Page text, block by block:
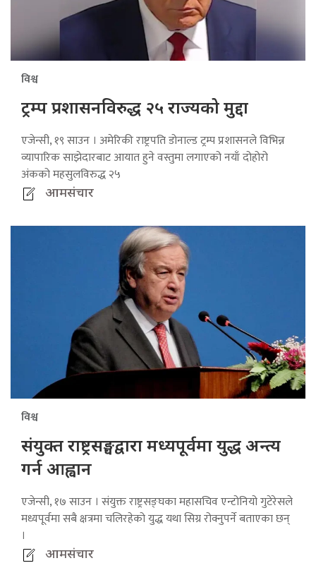
विश्व
ट्रम्प प्रशासनविरुद्ध २५ राज्यको मुद्दा
एजेन्सी, १९ साउन । अमेरिकी राष्ट्रपति डोनाल्ड ट्रम्प प्रशासनले विभिन्न
व्यापारिक साझेदारबाट आयात हुने वस्तुमा लगाएको नयाँ दोहोरो
अंकको महसुलविरुद्ध २५
आमसंचार
विश्व
संयुक्त राष्ट्रसङ्घद्वारा मध्यपूर्वमा युद्ध अन्त्य
गर्न आह्वान
एजेन्सी, १७ साउन । संयुक्त राष्ट्रसङ्घका महासचिव एन्टोनियो गुटेरेसले
मध्यपूर्वमा सबै क्षत्रमा चलिरहेको युद्ध यथा सिग्र रोक्नुपर्ने बताएका छन्
।
आमसंचार